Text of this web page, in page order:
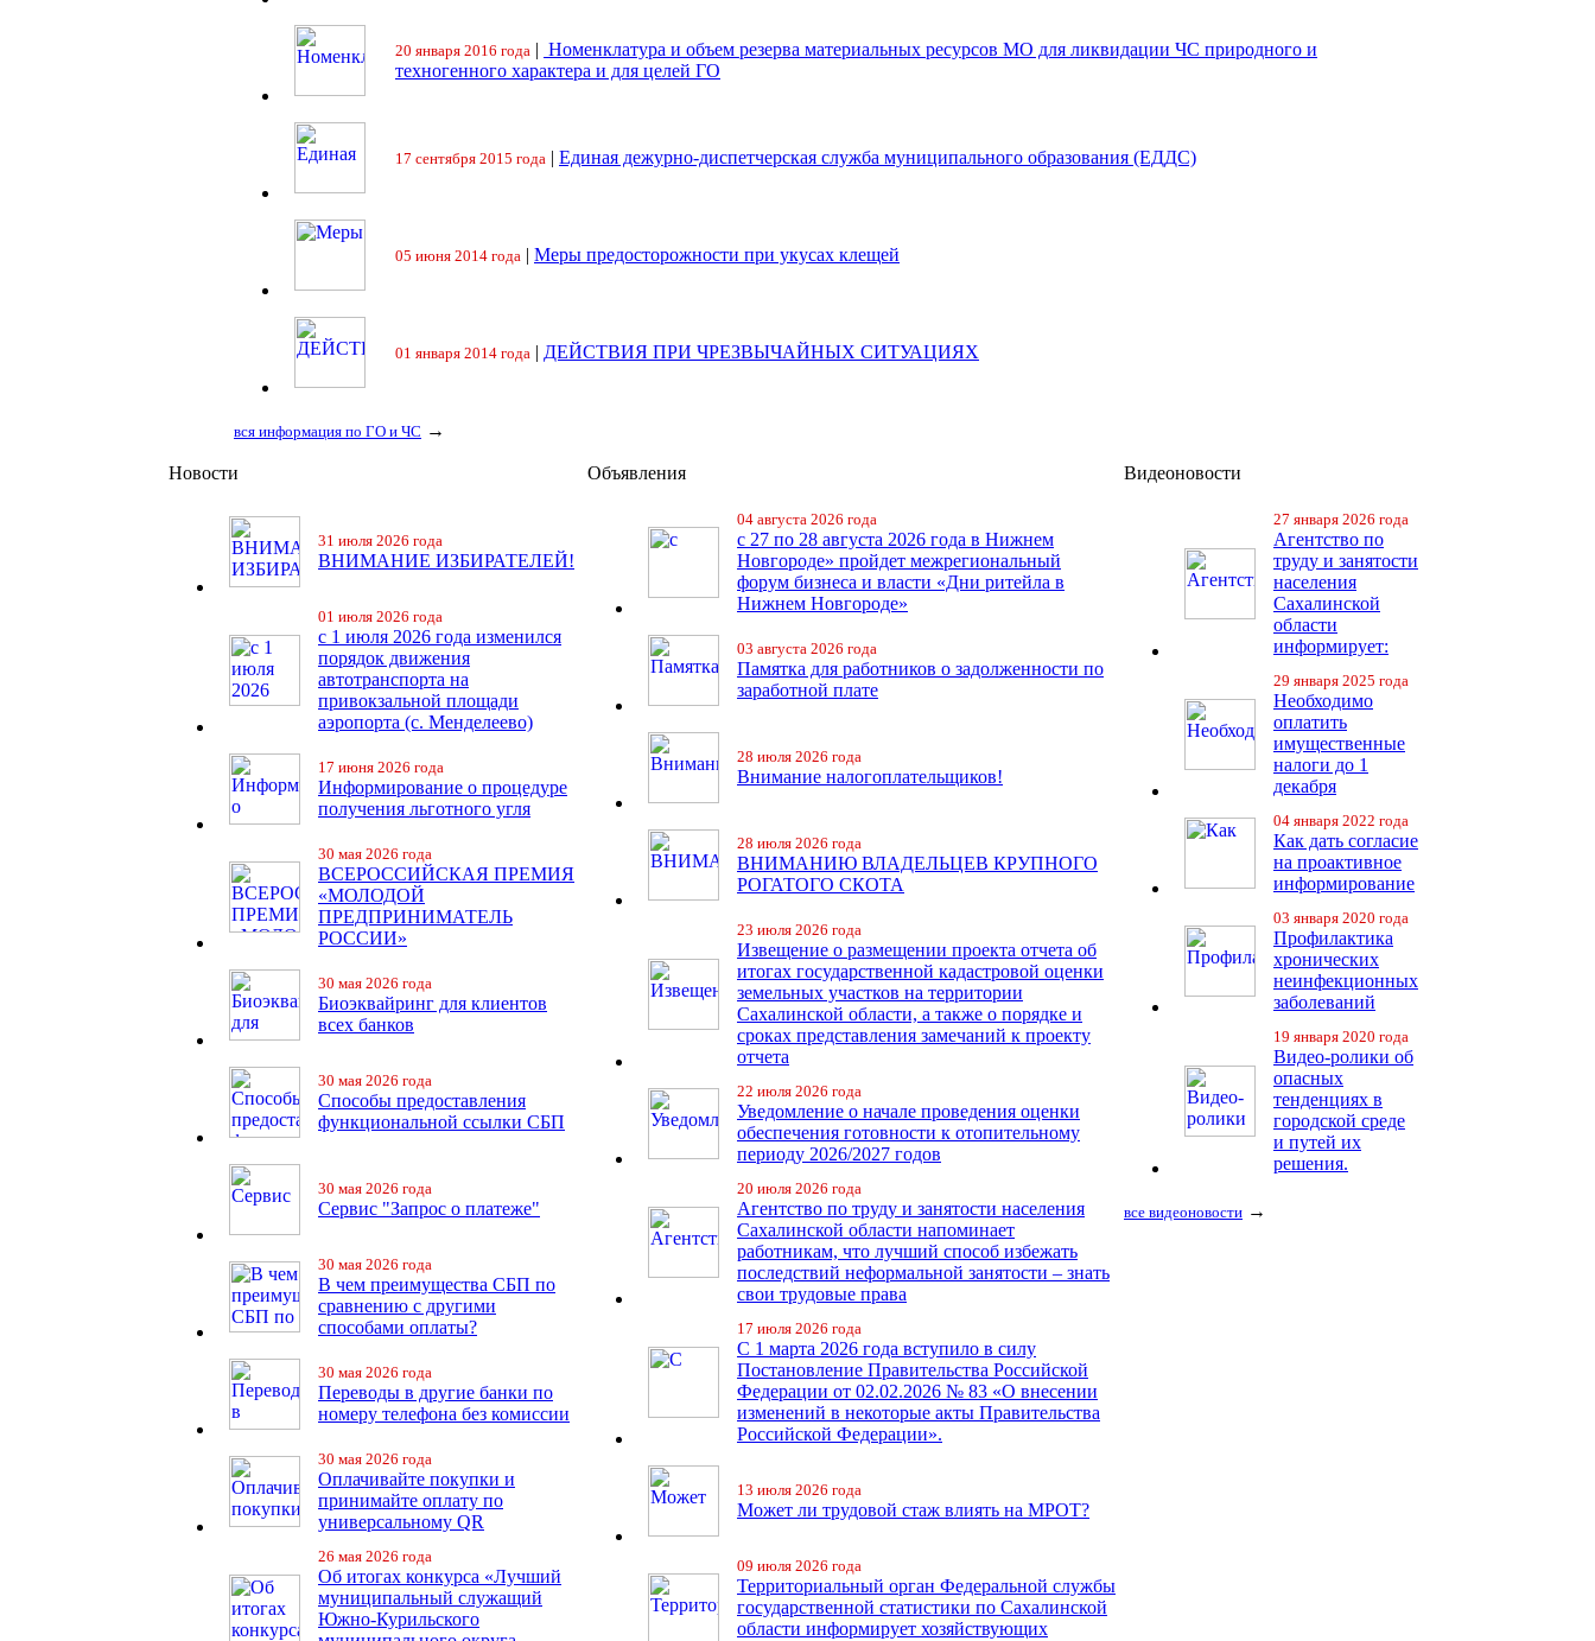
20 января 2016 года | Номенклатура и объем резерва материальных ресурсов МО для ликвидации ЧС природного и
техногенного характера и для целей ГО
17 сентября 2015 года | Единая дежурно-диспетчерская служба муниципального образования (ЕДДС)
05 июня 2014 года | Меры предосторожности при укусах клещей
01 января 2014 года | ДЕЙСТВИЯ ПРИ ЧРЕЗВЫЧАЙНЫХ СИТУАЦИЯХ
вся информация по ГО и ЧС →
Новости
31 июля 2026 года
ВНИМАНИЕ ИЗБИРАТЕЛЕЙ!
01 июля 2026 года
с 1 июля 2026 года изменился
порядок движения
автотранспорта на
привокзальной площади
аэропорта (с. Менделеево)
17 июня 2026 года
Информирование о процедуре
получения льготного угля
30 мая 2026 года
ВСЕРОССИЙСКАЯ ПРЕМИЯ
«МОЛОДОЙ
ПРЕДПРИНИМАТЕЛЬ
РОССИИ»
30 мая 2026 года
Биоэквайринг для клиентов
всех банков
30 мая 2026 года
Способы предоставления
функциональной ссылки СБП
30 мая 2026 года
Сервис "Запрос о платеже"
30 мая 2026 года
В чем преимущества СБП по
сравнению с другими
способами оплаты?
30 мая 2026 года
Переводы в другие банки по
номеру телефона без комиссии
30 мая 2026 года
Оплачивайте покупки и
принимайте оплату по
универсальному QR
26 мая 2026 года
Об итогах конкурса «Лучший
муниципальный служащий
Южно-Курильского
Объявления
04 августа 2026 года
с 27 по 28 августа 2026 года в Нижнем
Новгороде» пройдет межрегиональный
форум бизнеса и власти «Дни ритейла в
Нижнем Новгороде»
03 августа 2026 года
Памятка для работников о задолженности по
заработной плате
28 июля 2026 года
Внимание налогоплательщиков!
28 июля 2026 года
ВНИМАНИЮ ВЛАДЕЛЬЦЕВ КРУПНОГО
РОГАТОГО СКОТА
23 июля 2026 года
Извещение о размещении проекта отчета об
итогах государственной кадастровой оценки
земельных участков на территории
Сахалинской области, а также о порядке и
сроках представления замечаний к проекту
отчета
22 июля 2026 года
Уведомление о начале проведения оценки
обеспечения готовности к отопительному
периоду 2026/2027 годов
20 июля 2026 года
Агентство по труду и занятости населения
Сахалинской области напоминает
работникам, что лучший способ избежать
последствий неформальной занятости – знать
свои трудовые права
17 июля 2026 года
С 1 марта 2026 года вступило в силу
Постановление Правительства Российской
Федерации от 02.02.2026 № 83 «О внесении
изменений в некоторые акты Правительства
Российской Федерации».
13 июля 2026 года
Может ли трудовой стаж влиять на МРОТ?
09 июля 2026 года
Территориальный орган Федеральной службы
государственной статистики по Сахалинской
области информирует хозяйствующих
Видеоновости
27 января 2026 года
Агентство по
труду и занятости
населения
Сахалинской
области
информирует:
29 января 2025 года
Необходимо
оплатить
имущественные
налоги до 1
декабря
04 января 2022 года
Как дать согласие
на проактивное
информирование
03 января 2020 года
Профилактика
хронических
неинфекционных
заболеваний
19 января 2020 года
Видео-ролики об
опасных
тенденциях в
городской среде
и путей их
решения.
все видеоновости →